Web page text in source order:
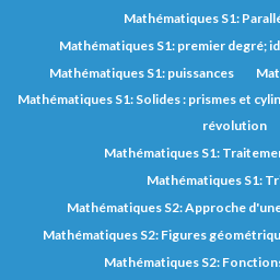
Mathématiques S1:
Mathématiques S1: premier degré;
Mathématiques S1: puissances
Mathématiques S1: Solides : prismes et
révolution
Mathématiques S1:
Mathématiques S1:
Mathématiques S2: Approche
Mathématiques S2: Figures
Mathématiques S2: